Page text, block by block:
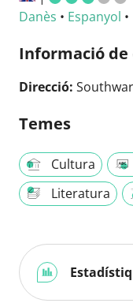
Danès • Espanyol •
Informació de
Direcció:
Temes
Cultura
Literatura